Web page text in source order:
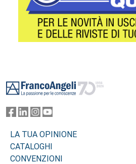
LA TUA OPINIONE
CATALOGHI
CONVENZIONI